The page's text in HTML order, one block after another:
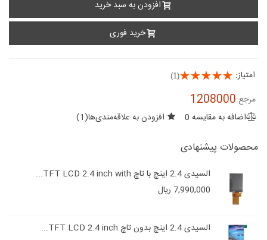
افزودن به سبد خرید
خرید فوری
امتیاز: (1)
مرجع:1208000
اضافه به مقایسه 0 افزودن به علاقه‌مندی‌ها(
1
)
محصولات پیشنهادی
السیدی 2.4 اینچ با تاچ TFT LCD 2.4 inch with...
7,990,000 ریال
السیدی 2.4 اینچ بدون تاچ TFT LCD 2.4 inch...